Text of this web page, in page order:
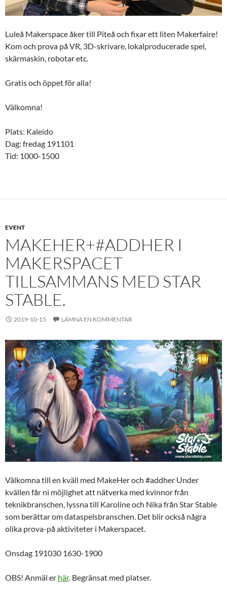
Luleå Makerspace åker till Piteå och fixar ett liten Makerfaire!
Kom och prova på VR, 3D-skrivare, lokalproducerade spel,
skärmaskin, robotar etc.
Gratis och öppet för alla!
Välkomna!
Plats: Kaleido
Dag: fredag 191101
Tid: 1000-1500
EVENT
MAKEHER+#ADDHER I
MAKERSPACET
TILLSAMMANS MED STAR
STABLE.
2019-10-15 LÄMNA EN KOMMENTAR
Välkomna till en kväll med MakeHer och #addher Under
kvällen får ni möjlighet att nätverka med kvinnor från
teknikbranschen, lyssna till Karoline och Nika från Star Stable
som berättar om dataspelsbranschen. Det blir också några
olika prova-på aktiviteter i Makerspacet.
Onsdag 191030 1630-1900
OBS! Anmäl er här. Begränsat med platser.